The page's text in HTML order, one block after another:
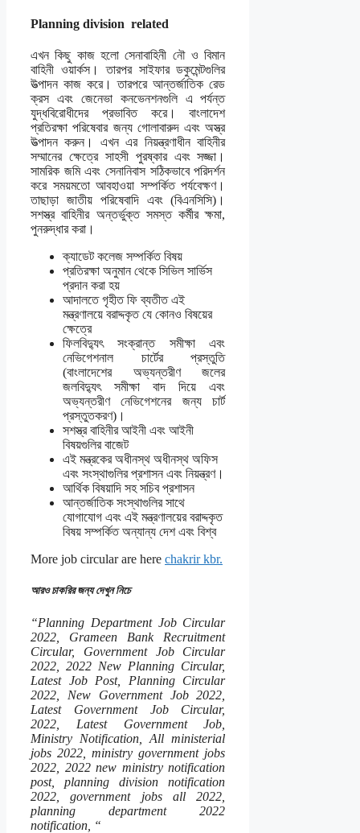
Planning division related
এখন কিছু কাজ হলো সেনাবাহিনী নৌ ও বিমান
বাহিনী ওয়ার্কস। তারপর সাইফার ডকুমেন্টগুলির
উত্পাদন কাজ করে। তারপরে আন্তর্জাতিক রেড
ক্রস এবং জেনেভা কনভেনশনগুলি এ পর্যন্ত
যুদ্ধবিরোধীদের প্রভাবিত করে। বাংলাদেশ
প্রতিরক্ষা পরিষেবার জন্য গোলাবারুদ এবং অস্ত্র
উত্পাদন করুন। এখন এর নিয়ন্ত্রণাধীন বাহিনীর
সম্মানের ক্ষেত্রে সাহসী পুরষ্কার এবং সজ্জা।
সামরিক জমি এবং সেনানিবাস সঠিকভাবে পরিদর্শন
করে সময়মতো আবহাওয়া সম্পর্কিত পর্যবেক্ষণ।
তাছাড়া জাতীয় পরিষেবাদি এবং (বিএনসিসি)।
সশস্ত্র বাহিনীর অন্তর্ভুক্ত সমস্ত কর্মীর ক্ষমা,
পুনরুদ্ধার করা।
ক্যাডেট কলেজ সম্পর্কিত বিষয়
প্রতিরক্ষা অনুমান থেকে সিভিল সার্ভিস
প্রদান করা হয়
আদালতে গৃহীত ফি ব্যতীত এই
মন্ত্রণালয়ে বরাদ্দকৃত যে কোনও বিষয়ের
ক্ষেত্রে
ফিলবিদ্যুৎ সংক্রান্ত সমীক্ষা এবং
নেভিগেশনাল চার্টের প্রস্তুতি
(বাংলাদেশের অভ্যন্তরীণ জলের
জলবিদ্যুৎ সমীক্ষা বাদ দিয়ে এবং
অভ্যন্তরীণ নেভিগেশনের জন্য চার্ট
প্রস্তুতকরণ)।
সশস্ত্র বাহিনীর আইনী এবং আইনী
বিষয়গুলির বাজেট
এই মন্ত্রকের অধীনস্থ অধীনস্থ অফিস
এবং সংস্থাগুলির প্রশাসন এবং নিয়ন্ত্রণ।
আর্থিক বিষয়াদি সহ সচিব প্রশাসন
আন্তর্জাতিক সংস্থাগুলির সাথে
যোগাযোগ এবং এই মন্ত্রণালয়ের বরাদ্দকৃত
বিষয় সম্পর্কিত অন্যান্য দেশ এবং বিশ্ব
More job circular are here chakrir kbr.
আরও চাকরির জন্য দেখুন নিচে
“Planning Department Job Circular
2022, Grameen Bank Recruitment
Circular, Government Job Circular
2022, 2022 New Planning Circular,
Latest Job Post, Planning Circular
2022, New Government Job 2022,
Latest Government Job Circular,
2022, Latest Government Job,
Ministry Notification, All ministerial
jobs 2022, ministry government jobs
2022, 2022 new ministry notification
post, planning division notification
2022, government jobs all 2022,
planning department 2022
notification, “